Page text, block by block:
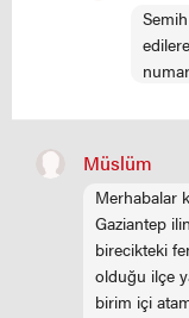
Müslüm
Merhabalar
Gaziantep
birecikteki
olduğu ilçe
birim içi